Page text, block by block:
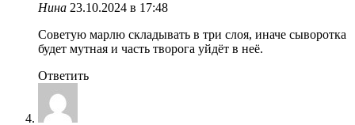
Нина 23.10.2024 в 17:48
Советую марлю складывать в три слоя, иначе сыворотка
будет мутная и часть творога уйдёт в неё.
Ответить